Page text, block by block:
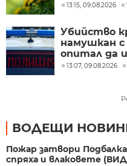
13:15, 09.08.2026
Убийство
намушкан с
опитал да
13:07, 09.08.2026
ВОДЕЩИ
Пожар затвори
спряха и влаковете